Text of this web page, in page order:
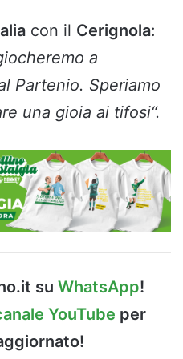
con il Cerignola:
a
Partenio. Speriamo
una gioia ai tifosi“.
su WhatsApp!
YouTube per